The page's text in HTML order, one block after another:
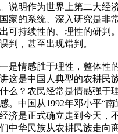
说明作为世界上第二大经
家的系统、深入研究是非
可持续性的、理性的研判
判，甚至出现错判。
是情感胜于理性，整体性
这是中国人典型的农耕民
么？农民经常是情感强于
。中国从1992年邓小平“南
济是正式确立走到今天，
中华民族从农耕民族走向